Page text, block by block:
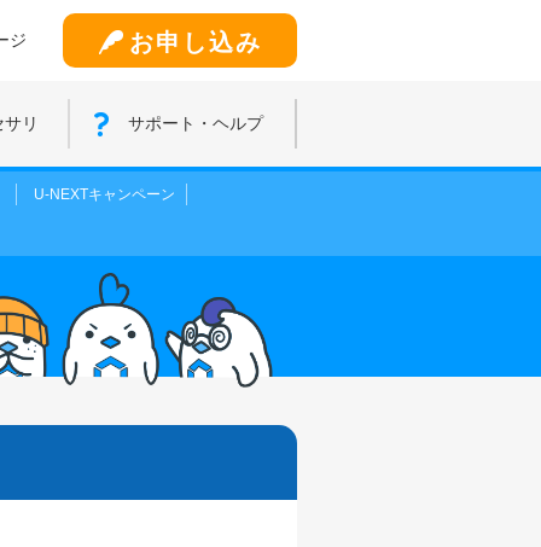
ジ お申し込み
リ サポート・ヘルプ
U-NEXTキャンペーン